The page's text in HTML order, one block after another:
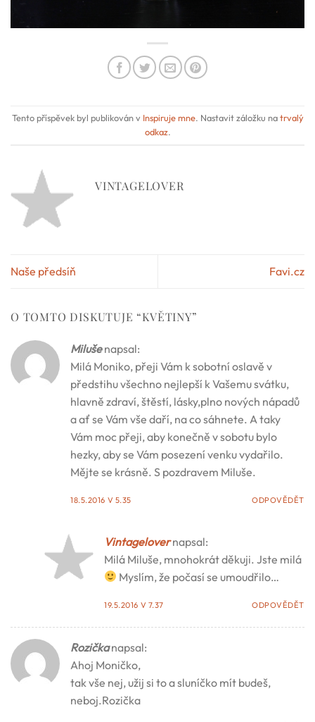
Tento příspěvek byl publikován v Inspiruje mne. Nastavit záložku natrvalý
odkaz.
VINTAGELOVER
Naše předsíň Favi.cz
O TOMTO DISKUTUJE “KVĚTINY”
Miluše napsal:
Milá Moniko, přeji Vám k sobotní oslavě v
předstihu všechno nejlepší k Vašemu svátku,
hlavně zdraví, štěstí, lásky,plno nových nápadů
a ať se Vám vše daří, na co sáhnete. A taky
Vám moc přeji, aby konečně v sobotu bylo
hezky, aby se Vám posezení venku vydařilo.
Mějte se krásně. S pozdravem Miluše.
18.5.2016 V 5.35 ODPOVĚDĚT
Vintagelover napsal:
Milá Miluše, mnohokrát děkuji. Jste milá
Myslím, že počasí se umoudřilo…
19.5.2016 V 7.37 ODPOVĚDĚT
Rozička napsal:
Ahoj Moničko,
tak vše nej, užij si to a sluníčko mít budeš,
neboj.Rozička